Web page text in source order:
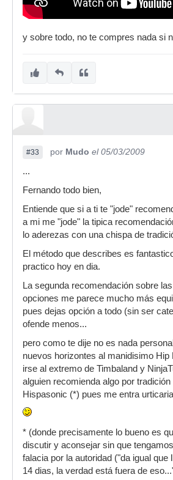
y sobre todo, no te compres nada si
#33 por Mudo el 05/03/2009
...
Fernando todo bien,
Entiende que si a ti te "jode"
a mi me "jode" la tipica
lo aderezas con una chispa de
El método que describes es
practico hoy en dia.
La segunda recomendación sobre
opciones me parece mucho más
pues dejas opción a todo (sin ser
ofende menos...
pero como te dije no es nada
nuevos horizontes al manidisimo Hip
irse al extremo de Timbaland y
alguien recomienda algo por
Hispasonic (*) pues me entra
* (donde precisamente lo bueno es
discutir y aconsejar sin que
falacia por la autoridad ("da igual que
14 dias, la verdad está fuera de